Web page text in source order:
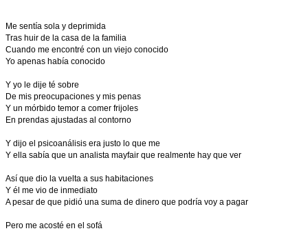
Me sentía sola y deprimida
Tras huir de la casa de la familia
Cuando me encontré con un viejo conocido
Yo apenas había conocido
Y yo le dije té sobre
De mis preocupaciones y mis penas
Y un mórbido temor a comer frijoles
En prendas ajustadas al contorno
Y dijo el psicoanálisis era justo lo que me
Y ella sabía que un analista mayfair que realmente hay que ver
Así que dio la vuelta a sus habitaciones
Y él me vio de inmediato
A pesar de que pidió una suma de dinero que podría voy a pagar
Pero me acosté en el sofá